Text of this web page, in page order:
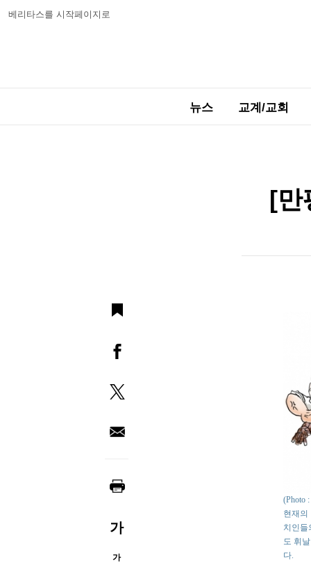
베리타스를 시작페이지로
뉴스 교계/교회
[만
가
가
(Photo
현재의
치인들
도 휘
다.